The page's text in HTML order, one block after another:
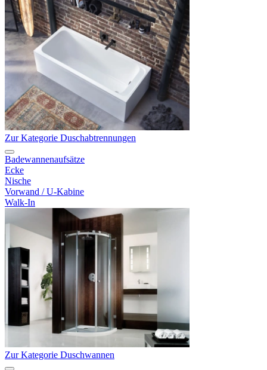
Zur Kategorie Duschabtrennungen
Badewannenaufsätze
Ecke
Nische
Vorwand / U-Kabine
Walk-In
Zur Kategorie Duschwannen